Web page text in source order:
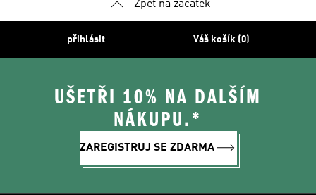
Zpět na začátek
přihlásit Váš košík (0)
UŠETŘI 10% NA DALŠÍM
NÁKUPU.*
ZAREGISTRUJ SE ZDARMA